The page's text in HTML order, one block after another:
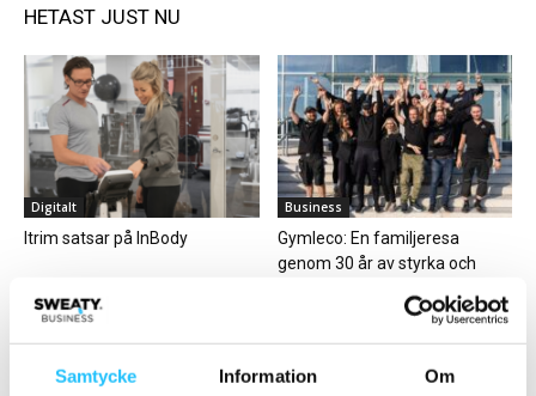
Samtycke Information Om
HETAST JUST NU
Digitalt
Itrim satsar på InBody
Business
Gymleco: En familjeresa
genom 30 år av styrka och